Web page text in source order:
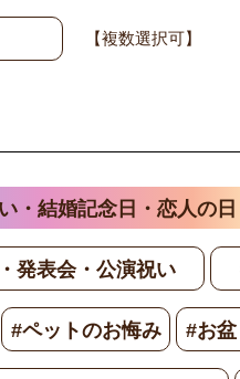
【複数選択可】
・結婚記念日・恋人の日
発表会・公演祝い
#ペットのお悔み #お